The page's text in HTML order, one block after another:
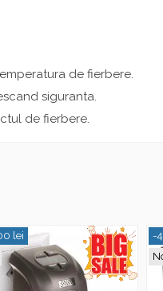
de fierbere.
siguranta.
de fierbere.
lei
-